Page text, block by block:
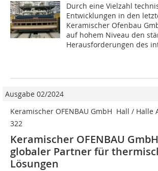
Durch eine Vielzahl
Entwicklungen in den
Keramischer Ofenbau
auf hohem Niveau den
Herausforderungen des
Ausgabe 02/2024
Keramischer OFENBAU GmbH  Hall / Halle
322
Keramischer OFENBAU
globaler Partner für
Lösungen